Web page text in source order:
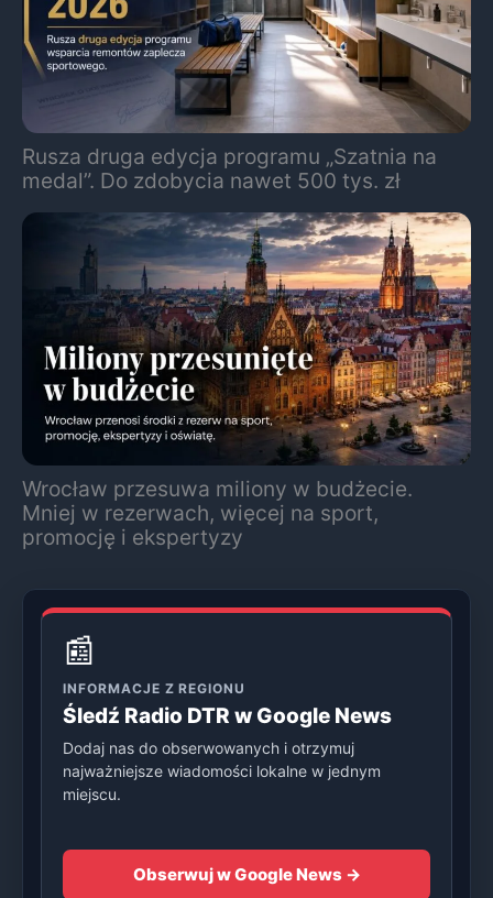
Rusza druga edycja programu „Szatnia na
medal”. Do zdobycia nawet 500 tys. zł
Wrocław przesuwa miliony w budżecie.
Mniej w rezerwach, więcej na sport,
promocję i ekspertyzy
📰
INFORMACJE Z REGIONU
Śledź Radio DTR w Google News
Dodaj nas do obserwowanych i otrzymuj
najważniejsze wiadomości lokalne w jednym
miejscu.
Obserwuj w Google News →